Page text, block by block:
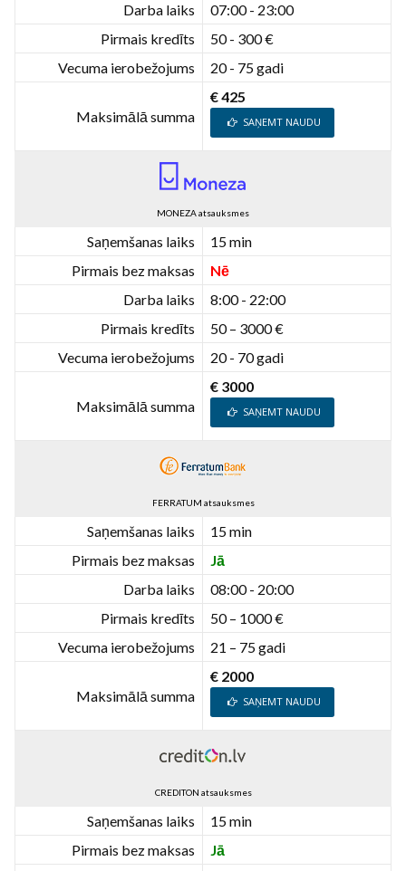
Darba laiks
07:00 - 23:00
Pirmais kredīts
50 - 300 €
Vecuma ierobežojums
20 - 75 gadi
Maksimālā summa
€ 425
SAŅEMT NAUDU
MONEZA atsauksmes
Saņemšanas laiks
15 min
Pirmais bez maksas
Nē
Darba laiks
8:00 - 22:00
Pirmais kredīts
50 – 3000 €
Vecuma ierobežojums
20 - 70 gadi
Maksimālā summa
€ 3000
SAŅEMT NAUDU
FERRATUM atsauksmes
Saņemšanas laiks
15 min
Pirmais bez maksas
Jā
Darba laiks
08:00 - 20:00
Pirmais kredīts
50 – 1000 €
Vecuma ierobežojums
21 – 75 gadi
Maksimālā summa
€ 2000
SAŅEMT NAUDU
CREDITON atsauksmes
Saņemšanas laiks
15 min
Pirmais bez maksas
Jā